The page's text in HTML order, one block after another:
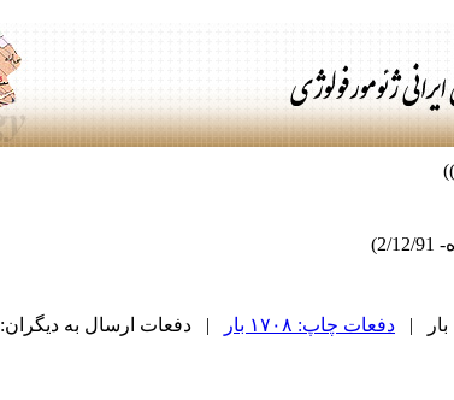
دفعات چاپ: ۱۷۰۸ بار | دفعات ارسال به دیگران: ۱۱۵ بار |